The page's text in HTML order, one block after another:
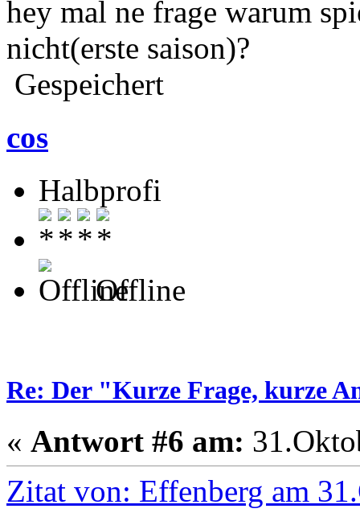
hey mal ne frage warum
nicht(erste saison)?
Gespeichert
cos
Halbprofi
Offline
Re: Der "Kurze Frage, kurze
« Antwort #6 am:
Zitat von: Effenberg am